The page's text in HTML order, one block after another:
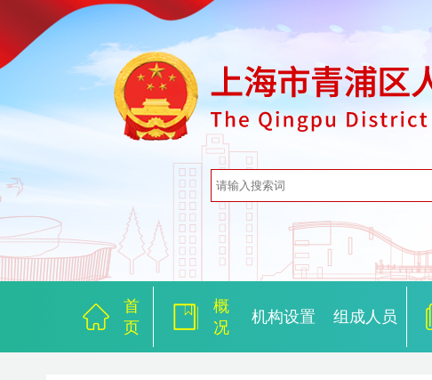
首
页
概
况
机构设置 组成人员